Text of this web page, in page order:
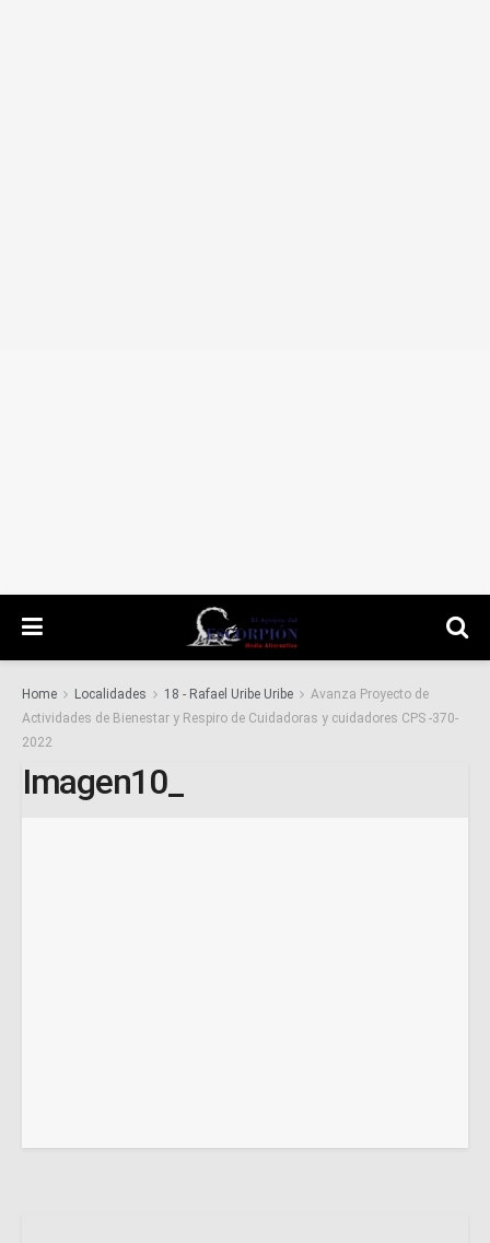
Home Localidades 18 - Rafael Uribe Uribe
Avanza Proyecto de
Actividades de Bienestar y Respiro de Cuidadoras y cuidadores CPS -370-
2022
Imagen10_